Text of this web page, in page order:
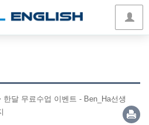
한달 무료수업 이벤트 - Ben_Ha선생